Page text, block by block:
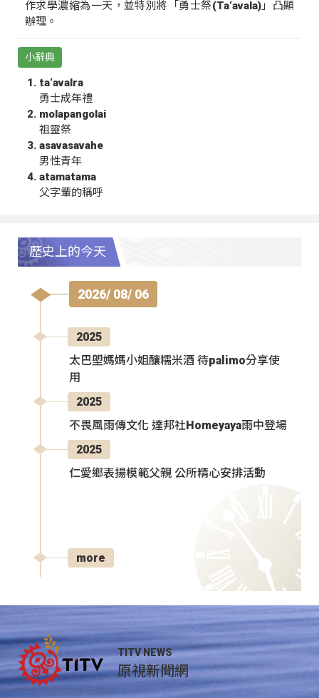
作求學濃縮為一天，並特別將「勇士祭(Ta‘avala)」凸顯
辦理。
小辭典
ta‘avalra
勇士成年禮
molapangolai
祖靈祭
asavasavahe
男性青年
atamatama
父字輩的稱呼
歷史上的今天
2026/ 08/ 06
2025
太巴塱媽媽小姐釀糯米酒 待palimo分享使
用
2025
不畏風雨傳文化 達邦社Homeyaya雨中登場
2025
仁愛鄉表揚模範父親 公所精心安排活動
more
TITV NEWS
原視新聞網